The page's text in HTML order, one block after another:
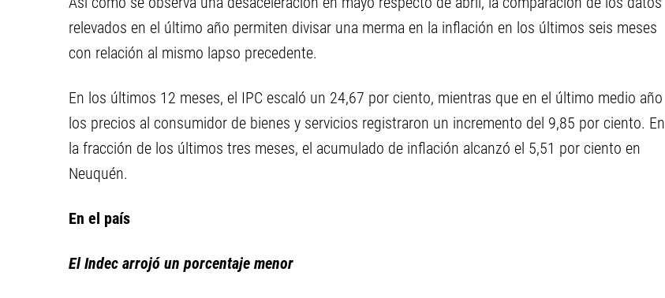
relevados en el último año permiten divisar una merma en la inflación en los últimos seis meses
con relación al mismo lapso precedente.
En los últimos 12 meses, el IPC escaló un 24,67 por ciento, mientras que en el último medio año
los precios al consumidor de bienes y servicios registraron un incremento del 9,85 por ciento. En
la fracción de los últimos tres meses, el acumulado de inflación alcanzó el 5,51 por ciento en
Neuquén.
En el país
El Indec arrojó un porcentaje menor